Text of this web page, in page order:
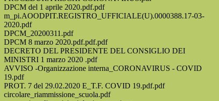
DPCM del 1 aprile 2020.pdf.pdf
m_pi.AOODPIT.REGISTRO_UFFICIALE(U).0000388.17-03-
2020.pdf
DPCM_20200311.pdf
DPCM 8 marzo 2020.pdf.pdf.pdf
DECRETO DEL PRESIDENTE DEL CONSIGLIO DEI
MINISTRI 1 marzo 2020 .pdf
AVVISO -Organizzazione interna_CORONAVIRUS - COVID
19.pdf
PROT. 7 del 29.02.2020 E_T.F. COVID 19.pdf.pdf
circolare_riammissione_scuola.pdf